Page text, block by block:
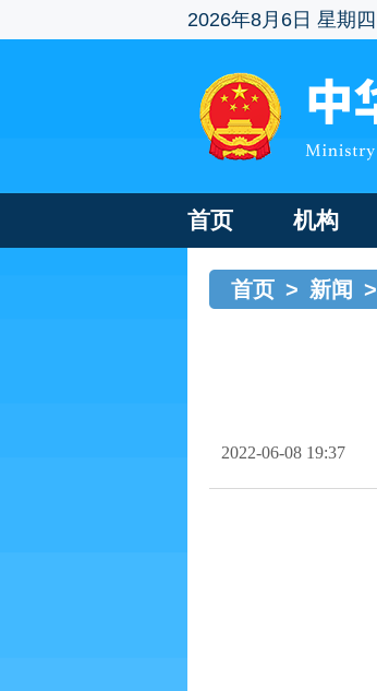
2026年8月6日 星期四
首页 机构
首页 > 新闻 >
2022-06-08 19:37